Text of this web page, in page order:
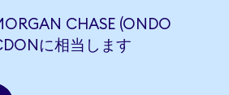
CHASE (ONDO
に相当します